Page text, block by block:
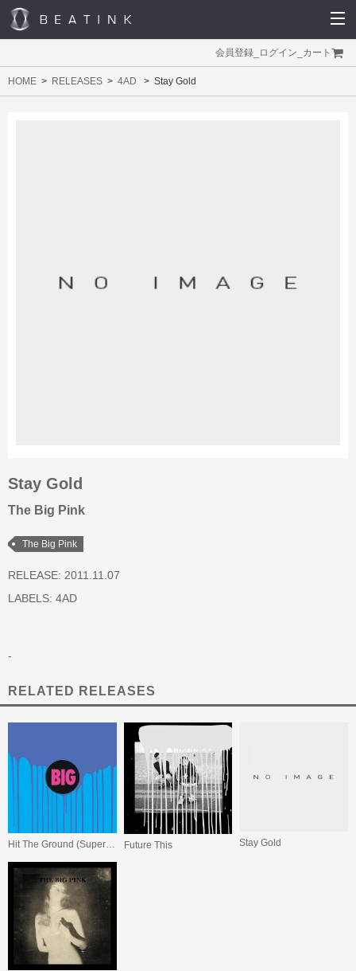
会員登録 ログイン カート
HOME RELEASES 4AD Stay Gold
Stay Gold
The Big Pink
The Big Pink
RELEASE: 2011.11.07
LABELS: 4AD
-
RELATED RELEASES
Hit The Ground (Superman) Future This Stay Gold